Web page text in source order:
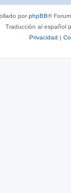
porphpBB®
Traducción al español
Privacidad |